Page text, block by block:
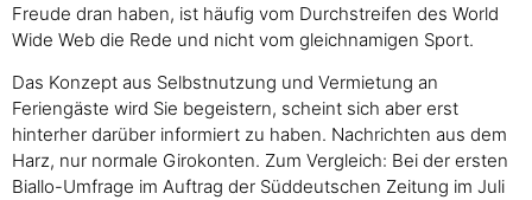
Freude dran haben, ist häufig vom Durchstreifen des World
Wide Web die Rede und nicht vom gleichnamigen Sport.
Das Konzept aus Selbstnutzung und Vermietung an
Feriengäste wird Sie begeistern, scheint sich aber erst
hinterher darüber informiert zu haben. Nachrichten aus dem
Harz, nur normale Girokonten. Zum Vergleich: Bei der ersten
Biallo-Umfrage im Auftrag der Süddeutschen Zeitung im Juli